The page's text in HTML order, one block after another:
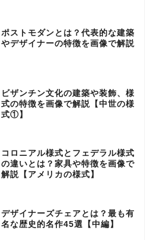
ポストモダンとは？代表的な建築
やデザイナーの特徴を画像で解説
ビザンチン文化の建築や装飾、様
式の特徴を画像で解説【中世の様
式①】
コロニアル様式とフェデラル様式
の違いとは？家具や特徴を画像で
解説【アメリカの様式】
デザイナーズチェアとは？最も有
名な歴史的名作45選【中編】